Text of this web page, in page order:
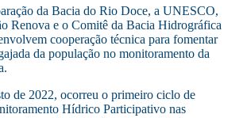
da Bacia do Rio Doce, a UNESCO,
Renova e o Comitê da Bacia Hidrográfica
cooperação técnica para fomentar
da população no monitoramento da
de 2022, ocorreu o primeiro ciclo de
Hídrico Participativo nas